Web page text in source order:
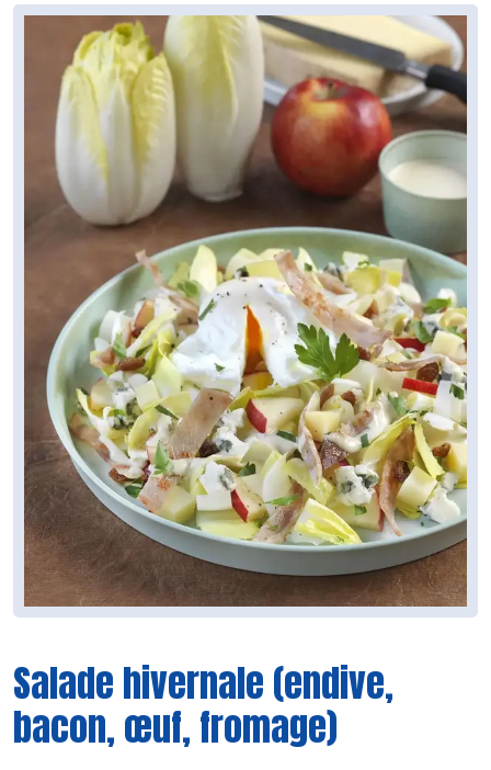
Salade hivernale (endive,
bacon, œuf, fromage)